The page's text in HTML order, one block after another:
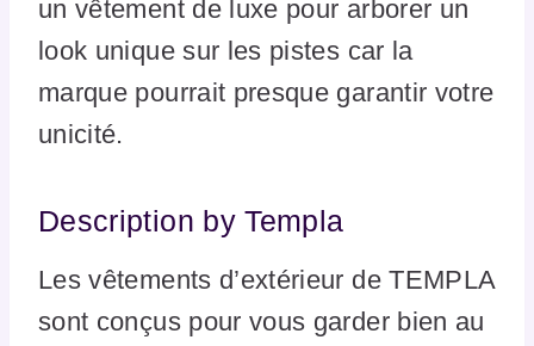
un vêtement de luxe pour arborer un
look unique sur les pistes car la
marque pourrait presque garantir votre
unicité.
Description by Templa
Les vêtements d’extérieur de TEMPLA
sont conçus pour vous garder bien au